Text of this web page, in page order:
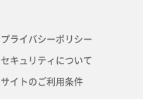
プライバシーポリシー
セキュリティについて
サイトのご利用条件